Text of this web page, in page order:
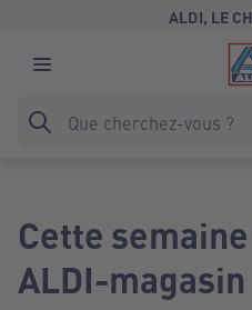
ALDI, LE
Cette
ALDI-magasin